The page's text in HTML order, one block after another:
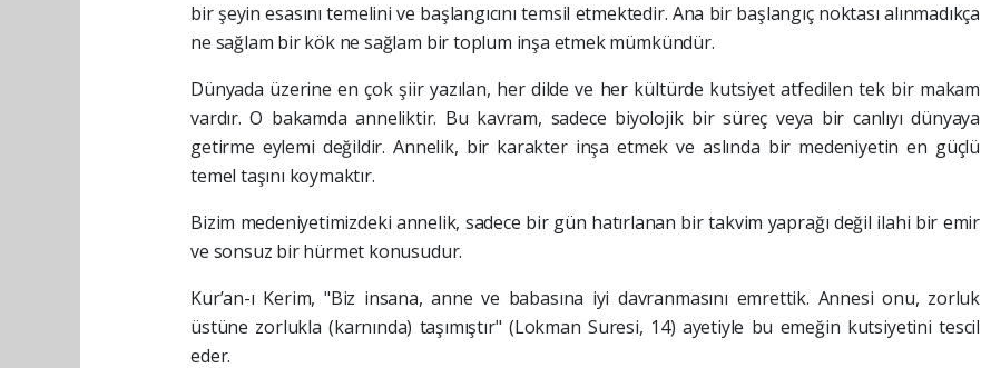
bir şeyin esasını temelini ve başlangıcını temsil etmektedir. Ana bir başlangıç noktası alınmadıkça
ne sağlam bir kök ne sağlam bir toplum inşa etmek mümkündür.
Dünyada üzerine en çok şiir yazılan, her dilde ve her kültürde kutsiyet atfedilen tek bir makam
vardır. O bakamda anneliktir. Bu kavram, sadece biyolojik bir süreç veya bir canlıyı dünyaya
getirme eylemi değildir. Annelik, bir karakter inşa etmek ve aslında bir medeniyetin en güçlü
temel taşını koymaktır.
Bizim medeniyetimizdeki annelik, sadece bir gün hatırlanan bir takvim yaprağı değil ilahi bir emir
ve sonsuz bir hürmet konusudur.
Kur’an-ı Kerim, "Biz insana, anne ve babasına iyi davranmasını emrettik. Annesi onu, zorluk
üstüne zorlukla (karnında) taşımıştır" (Lokman Suresi, 14) ayetiyle bu emeğin kutsiyetini tescil
eder.